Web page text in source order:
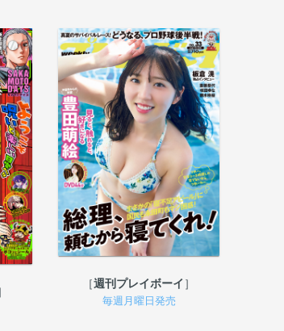
週刊プレイボーイ
毎週月曜日発売